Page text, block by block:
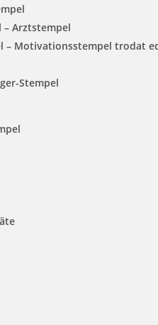
– Arztstempel
– Motivationsstempel trodat
Stempel